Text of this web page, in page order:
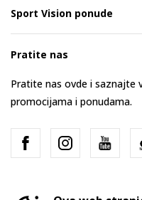
Sport Vision ponude
Pratite nas
Pratite nas ovde i saznajte
promocijama i ponudama.